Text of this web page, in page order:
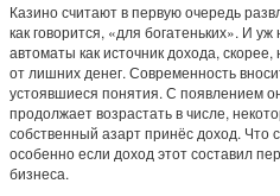
Казино считают в первую очередь
как говорится, «для богатеньких». И
автоматы как источник дохода,
от лишних денег. Современность
устоявшиеся понятия. С появлением
продолжает возрастать в числе,
собственный азарт принёс доход. Что
особенно если доход этот составил
бизнеса.